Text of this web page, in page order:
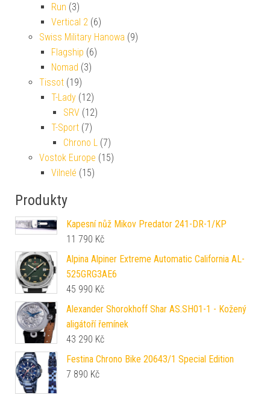
Run (3)
Vertical 2 (6)
Swiss Military Hanowa (9)
Flagship (6)
Nomad (3)
Tissot (19)
T-Lady (12)
SRV (12)
T-Sport (7)
Chrono L (7)
Vostok Europe (15)
Vilnelé (15)
Produkty
Kapesní nůž Mikov Predator 241-DR-1/KP
11 790 Kč
Alpina Alpiner Extreme Automatic California AL-
525GRG3AE6
45 990 Kč
Alexander Shorokhoff Shar AS.SH01-1 - Kožený
aligátoří řemínek
43 290 Kč
Festina Chrono Bike 20643/1 Special Edition
7 890 Kč